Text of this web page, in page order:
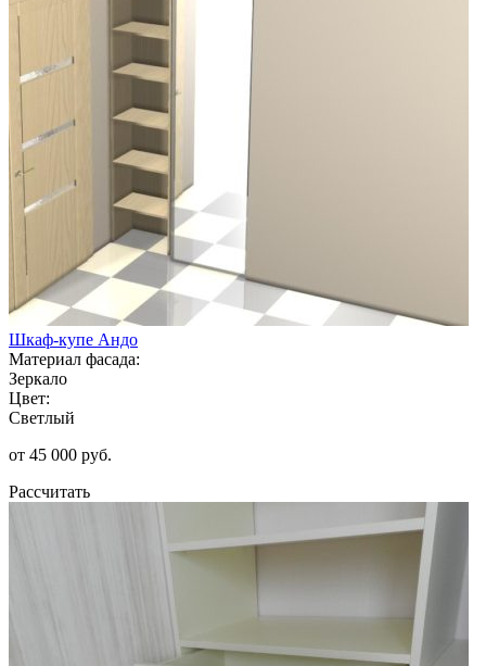
Шкаф-купе Андо
Материал фасада:
Зеркало
Цвет:
Светлый
от 45 000 руб.
Рассчитать